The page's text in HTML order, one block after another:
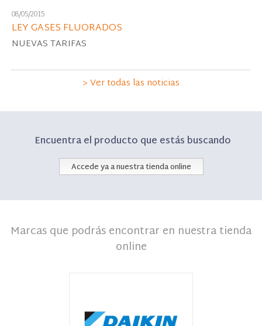
08/05/2015
LEY GASES FLUORADOS
NUEVAS TARIFAS
> Ver todas las noticias
Encuentra el producto que estás buscando
Accede ya a nuestra tienda online
Marcas que podrás encontrar en nuestra tienda
online